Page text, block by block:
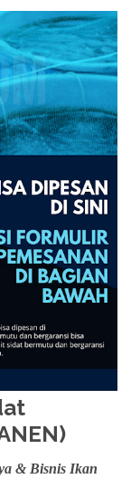
& Bisnis Ikan